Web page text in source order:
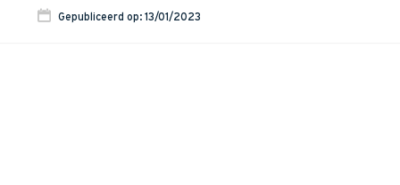
Gepubliceerd op: 13/01/2023